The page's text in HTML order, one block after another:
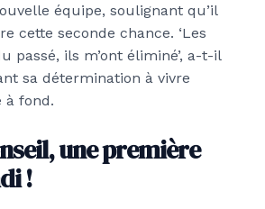
équipe, soulignant qu’il
cette seconde chance. ‘Les
passé, ils m’ont éliminé’, a-t-il
sa détermination à vivre
à fond.
une première
!